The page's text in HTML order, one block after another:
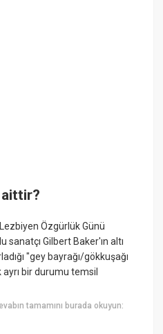
aittir?
Özgürlük Günü
sanatçı Gilbert Baker'ın altı
"gey bayrağı/gökkuşağı
bir durumu temsil
tamamını burada okuyun: